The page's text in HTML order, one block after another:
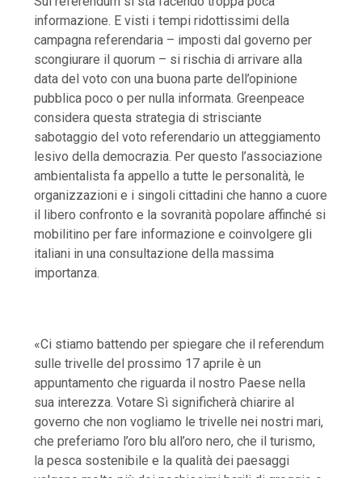
informazione. E visti i tempi ridottissimi della
campagna referendaria – imposti dal governo per
scongiurare il quorum – si rischia di arrivare alla
data del voto con una buona parte dell’opinione
pubblica poco o per nulla informata. Greenpeace
considera questa strategia di strisciante
sabotaggio del voto referendario un atteggiamento
lesivo della democrazia. Per questo l’associazione
ambientalista fa appello a tutte le personalità, le
organizzazioni e i singoli cittadini che hanno a cuore
il libero confronto e la sovranità popolare affinché si
mobilitino per fare informazione e coinvolgere gli
italiani in una consultazione della massima
importanza.
«Ci stiamo battendo per spiegare che il referendum
sulle trivelle del prossimo 17 aprile è un
appuntamento che riguarda il nostro Paese nella
sua interezza. Votare Sì significherà chiarire al
governo che non vogliamo le trivelle nei nostri mari,
che preferiamo l’oro blu all’oro nero, che il turismo,
la pesca sostenibile e la qualità dei paesaggi